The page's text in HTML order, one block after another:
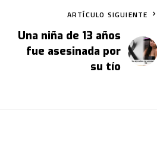
ARTÍCULO SIGUIENTE
Una niña de 13 años
fue asesinada por
su tío